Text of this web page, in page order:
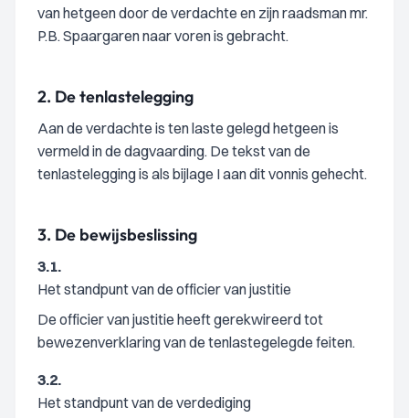
van hetgeen door de verdachte en zijn raadsman mr.
P.B. Spaargaren naar voren is gebracht.
2. De tenlastelegging
Aan de verdachte is ten laste gelegd hetgeen is
vermeld in de dagvaarding. De tekst van de
tenlastelegging is als bijlage I aan dit vonnis gehecht.
3. De bewijsbeslissing
3.1.
Het standpunt van de officier van justitie
De officier van justitie heeft gerekwireerd tot
bewezenverklaring van de tenlastegelegde feiten.
3.2.
Het standpunt van de verdediging